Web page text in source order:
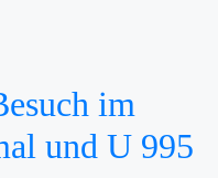
im
und U 995